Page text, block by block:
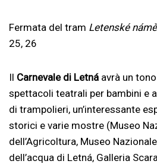
Fermata del tram Letenské
25, 26
Il Carnevale di Letná avrà un
spettacoli teatrali per bambini e
di trampolieri, un’interessante
storici e varie mostre (Museo
dell’Agricoltura, Museo
dell’acqua di Letná, Galleria